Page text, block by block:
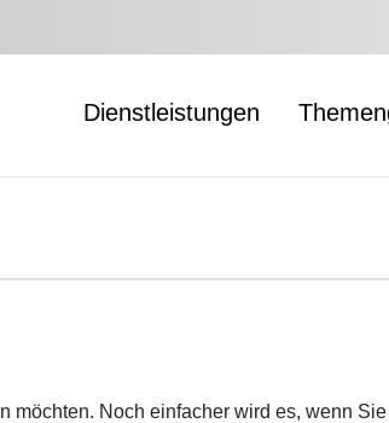
Dienstleistungen
möchten. Noch einfacher wird es, wenn